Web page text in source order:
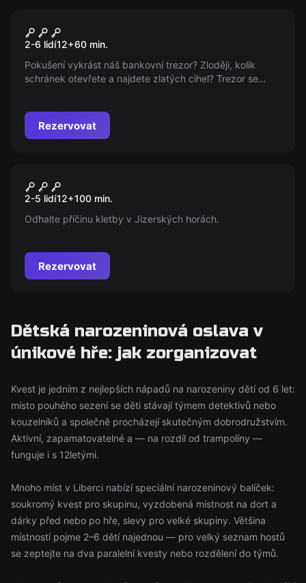
Vyloupení Trezoru
2-6 lidí12+60 min.
Pokušení vykrást náš bankovní trezor? Zloději, kolik
schránek otevřete a najdete zlatých cihel? Trezor se
Rezervovat
Nový
Duch Muhu
2-5 lidí12+100 min.
Odhalte příčinu kletby v Jizerských horách.
Rezervovat
Dětská narozeninová oslava v
únikové hře: jak zorganizovat
Kvest je jedním z nejlepších nápadů na narozeniny dětí od 6 let:
místo pouhého sezení se děti stávají týmem detektivů nebo
kouzelníků a společně procházejí skutečným dobrodružstvím.
Aktivní, zapamatovatelné a — na rozdíl od trampolíny —
funguje i s 12letými.
Mnoho míst v Liberci nabízí speciální narozeninový balíček:
soukromý kvest pro skupinu, vyzdobená místnost na dort a
dárky před nebo po hře, slevy pro velké skupiny. Většina
místností pojme 2–6 dětí najednou — pro velký seznam hostů
se zeptejte na dva paralelní kvesty nebo rozdělení do týmů.